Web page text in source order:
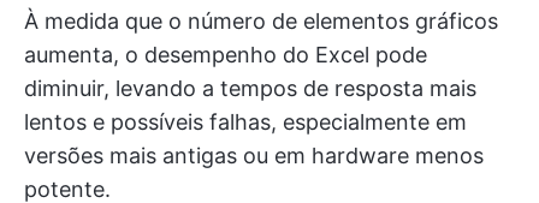
À medida que o número de elementos gráficos
aumenta, o desempenho do Excel pode
diminuir, levando a tempos de resposta mais
lentos e possíveis falhas, especialmente em
versões mais antigas ou em hardware menos
potente.